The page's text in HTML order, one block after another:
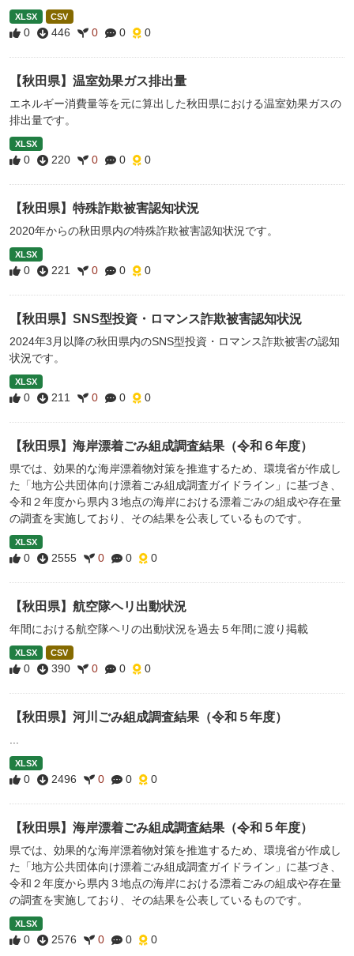
XLSX CSV
0 446 0 0 0
【秋田県】温室効果ガス排出量
エネルギー消費量等を元に算出した秋田県における温室効果ガスの
排出量です。
XLSX
0 220 0 0 0
【秋田県】特殊詐欺被害認知状況
2020年からの秋田県内の特殊詐欺被害認知状況です。
XLSX
0 221 0 0 0
【秋田県】SNS型投資・ロマンス詐欺被害認知状況
2024年3月以降の秋田県内のSNS型投資・ロマンス詐欺被害の認知
状況です。
XLSX
0 211 0 0 0
【秋田県】海岸漂着ごみ組成調査結果（令和６年度）
県では、効果的な海岸漂着物対策を推進するため、環境省が作成し
た「地方公共団体向け漂着ごみ組成調査ガイドライン」に基づき、
令和２年度から県内３地点の海岸における漂着ごみの組成や存在量
の調査を実施しており、その結果を公表しているものです。
XLSX
0 2555 0 0 0
【秋田県】航空隊ヘリ出動状況
年間における航空隊ヘリの出動状況を過去５年間に渡り掲載
XLSX CSV
0 390 0 0 0
【秋田県】河川ごみ組成調査結果（令和５年度）
XLSX
0 2496 0 0 0
【秋田県】海岸漂着ごみ組成調査結果（令和５年度）
県では、効果的な海岸漂着物対策を推進するため、環境省が作成し
た「地方公共団体向け漂着ごみ組成調査ガイドライン」に基づき、
令和２年度から県内３地点の海岸における漂着ごみの組成や存在量
の調査を実施しており、その結果を公表しているものです。
XLSX
0 2576 0 0 0